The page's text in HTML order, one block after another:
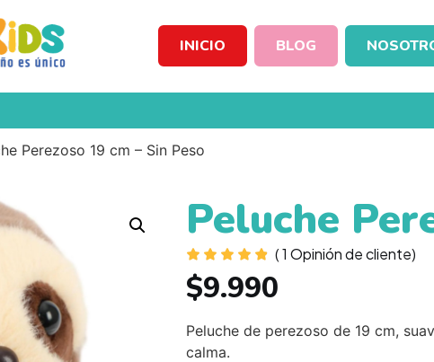
INICIO BLOG
Perezoso 19 cm – Sin Peso
Peluche
(1 Opinión de cliente)
$9.990
Peluche de perezoso de 19 cm,
calma.